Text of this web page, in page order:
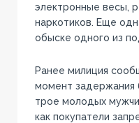
электронные весы,
наркотиков. Еще
обыске одного из
Ранее милиция
момент задержания
трое молодых
как покупатели